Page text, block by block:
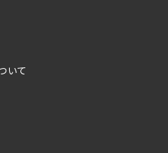
いて